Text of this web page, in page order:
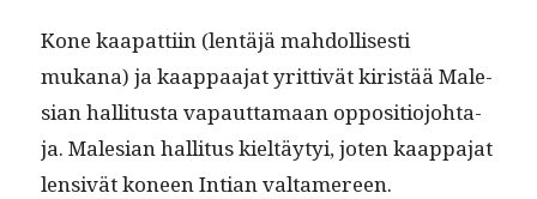
Kone kaa­p­at­ti­in (lentäjä mah­dol­lis­es­ti
mukana) ja kaap­paa­jat yrit­tivät kiristää Male­
sian hal­li­tus­ta vapaut­ta­maan oppo­si­tio­jo­hta­
ja. Male­sian hal­li­tus kieltäy­tyi, joten kaap­pa­jat
lensivät koneen Int­ian valtamereen.